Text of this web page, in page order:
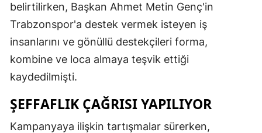
belirtilirken, Başkan Ahmet Metin Genç'in
Trabzonspor'a destek vermek isteyen iş
insanlarını ve gönüllü destekçileri forma,
kombine ve loca almaya teşvik ettiği
kaydedilmişti.
ŞEFFAFLIK ÇAĞRISI YAPILIYOR
Kampanyaya ilişkin tartışmalar sürerken,